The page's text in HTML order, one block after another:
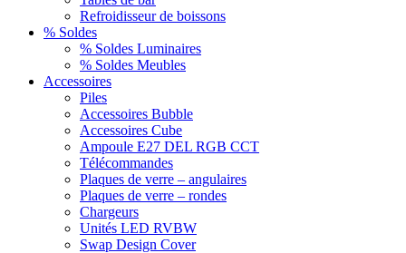
Refroidisseur de boissons
% Soldes
% Soldes Luminaires
% Soldes Meubles
Accessoires
Piles
Accessoires Bubble
Accessoires Cube
Ampoule E27 DEL RGB CCT
Télécommandes
Plaques de verre – angulaires
Plaques de verre – rondes
Chargeurs
Unités LED RVBW
Swap Design Cover